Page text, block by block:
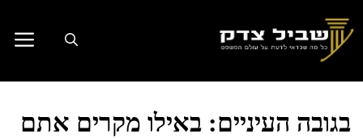
לתוכן
בגובה העיניים: באילו מקרים אתם